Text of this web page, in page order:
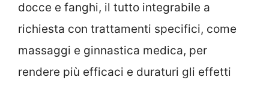
docce e fanghi, il tutto integrabile a
richiesta con trattamenti specifici, come
massaggi e ginnastica medica, per
rendere più efficaci e duraturi gli effetti